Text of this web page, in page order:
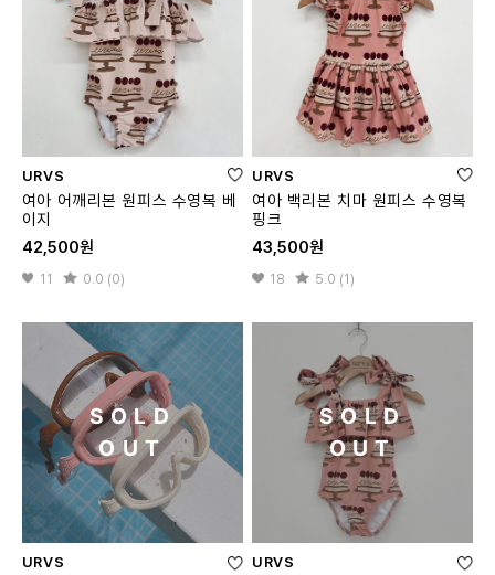
URVS
여아 어깨리본 원피스 수영복 베
이지
42,500원
11 0.0 (0)
URVS
여아 백리본 치마 원피스 수영복
핑크
43,500원
18 5.0 (1)
SOLD
OUT
URVS
SOLD
OUT
URVS